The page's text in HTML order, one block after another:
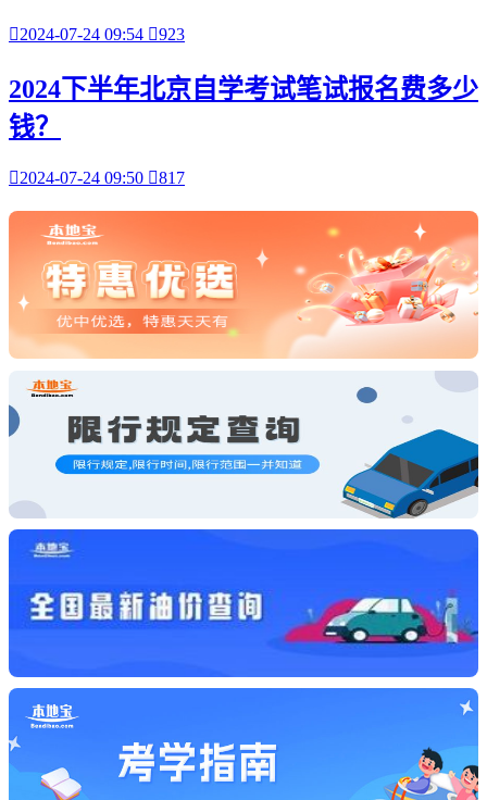
2024-07-24 09:54 923
2024下半年北京自学考试笔试报名费多少
钱？
2024-07-24 09:50 817